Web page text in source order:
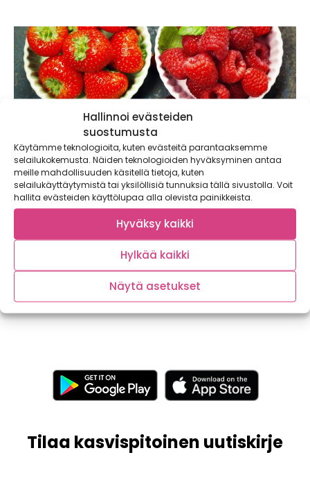
Hallinnoi evästeiden
suostumusta
Käytämme teknologioita, kuten evästeitä parantaaksemme
selailukokemusta. Näiden teknologioiden hyväksyminen antaa
meille mahdollisuuden käsitellä tietoja, kuten
selailukäyttäytymistä tai yksilöllisiä tunnuksia tällä sivustolla. Voit
hallita evästeiden käyttölupaa alla olevista painikkeista.
Hyväksy kaikki
Hylkää kaikki
Näytä asetukset
Marjojen nauttiminen kannattaa
Marjat ovat osa terveellistä ruokavaliota ja
ravitsemussuositusten mukaan niitä tulisi nauttia päivittäin.
Tilaa kasvispitoinen uutiskirje